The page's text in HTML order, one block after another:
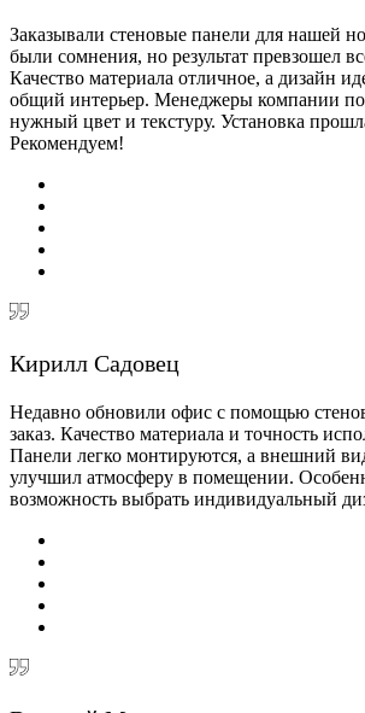
Заказывали стеновые панели для нашей
были сомнения, но результат превзошел
Качество материала отличное, а дизайн
общий интерьер. Менеджеры компании
нужный цвет и текстуру. Установка
Рекомендуем!
Кирилл Садовец
Недавно обновили офис с помощью
заказ. Качество материала и точность
Панели легко монтируются, а внешний
улучшил атмосферу в помещении.
возможность выбрать индивидуальный